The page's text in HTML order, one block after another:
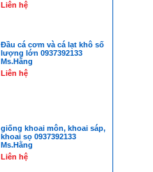
Liên hệ
Đầu cá cơm và cá lạt khô số
lượng lớn 0937392133
Ms.Hằng
Liên hệ
giống khoai môn, khoai sáp,
khoai sọ 0937392133
Ms.Hằng
Liên hệ